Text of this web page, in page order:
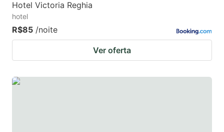
Hotel Victoria Reghia
hotel
R$85 /noite
Ver oferta